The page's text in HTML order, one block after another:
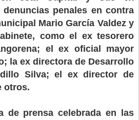
penales en contra
Mario García Valdez y
como el ex tesorero
el ex oficial mayor
la ex directora de Desarrollo
Silva; el ex director de
otros.
de prensa celebrada en las